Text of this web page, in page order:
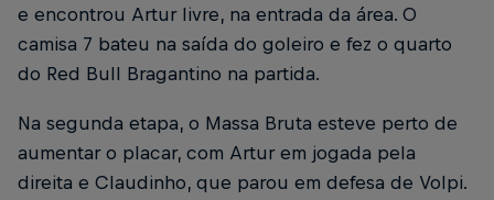
e encontrou Artur livre, na entrada da área. O
camisa 7 bateu na saída do goleiro e fez o quarto
do Red Bull Bragantino na partida.
Na segunda etapa, o Massa Bruta esteve perto de
aumentar o placar, com Artur em jogada pela
direita e Claudinho, que parou em defesa de Volpi.